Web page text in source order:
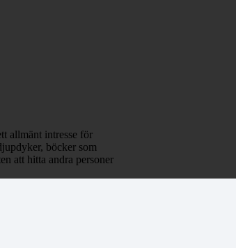
allmänt intresse för
böcker som
att hitta andra personer